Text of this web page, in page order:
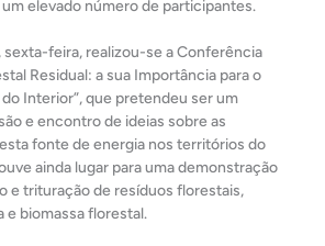
elevado número de participantes.
sexta-feira, realizou-se a Conferência
Residual: a sua Importância para o
Interior”, que pretendeu ser um
e encontro de ideias sobre as
fonte de energia nos territórios do
ainda lugar para uma demonstração
e trituração de resíduos florestais,
e biomassa florestal.